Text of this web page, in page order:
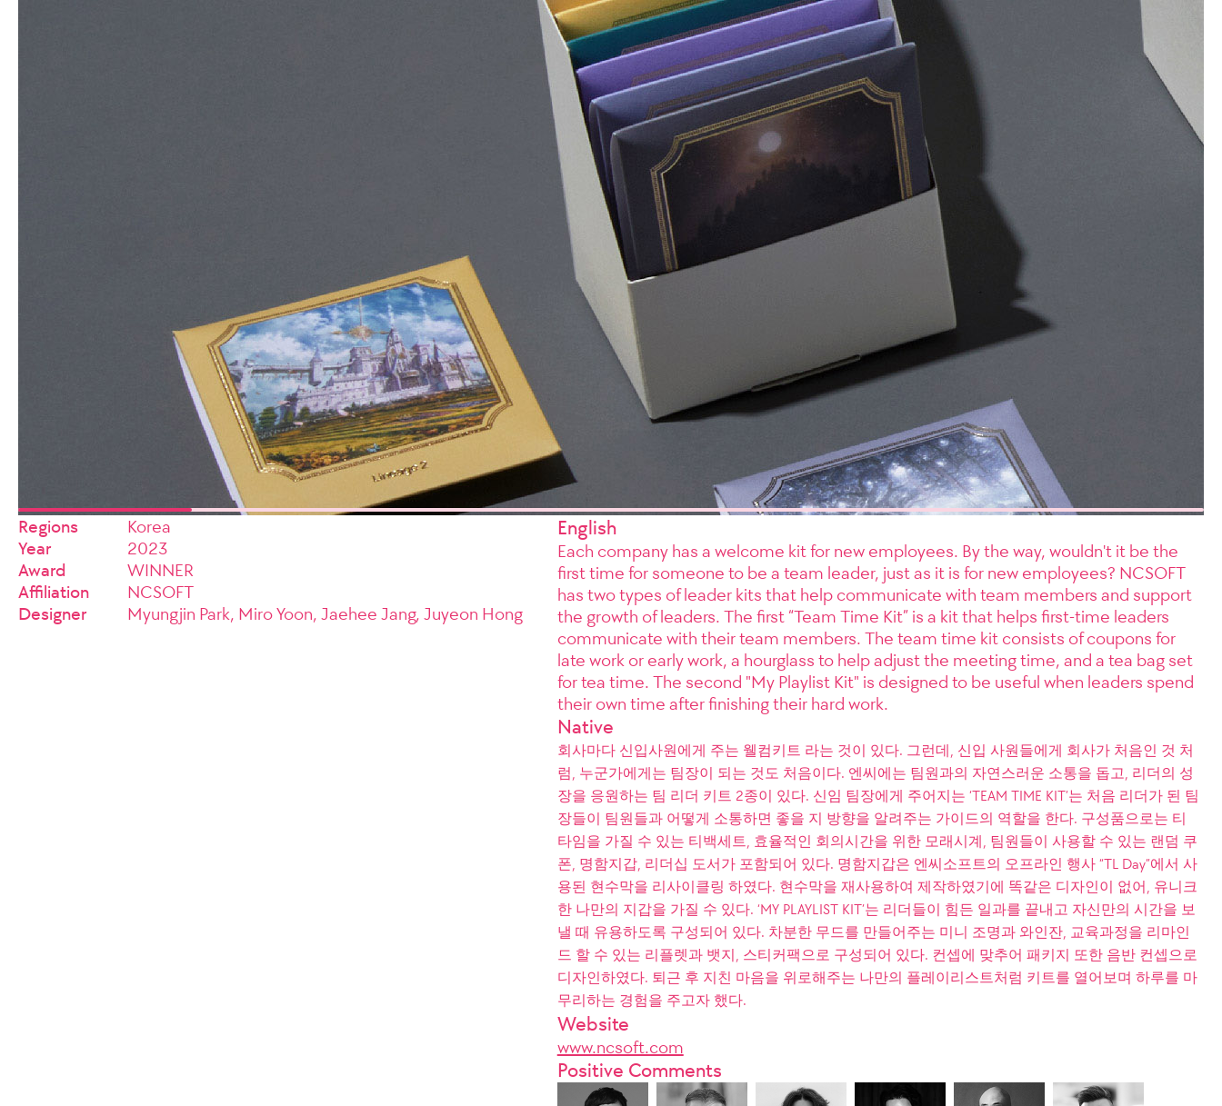
Regions
Korea
Year
2023
Award
WINNER
Affiliation
NCSOFT
Designer
Myungjin Park, Miro Yoon, Jaehee Jang, Juyeon Hong
English
Each company has a welcome kit for new employees. By the way, wouldn't it be the
first time for someone to be a team leader, just as it is for new employees? NCSOFT
has two types of leader kits that help communicate with team members and support
the growth of leaders. The first “Team Time Kit” is a kit that helps first-time leaders
communicate with their team members. The team time kit consists of coupons for
late work or early work, a hourglass to help adjust the meeting time, and a tea bag set
for tea time. The second "My Playlist Kit" is designed to be useful when leaders spend
their own time after finishing their hard work.
Native
회사마다 신입사원에게 주는 웰컴키트 라는 것이 있다. 그런데, 신입 사원들에게 회사가 처음인 것 처
럼, 누군가에게는 팀장이 되는 것도 처음이다. 엔씨에는 팀원과의 자연스러운 소통을 돕고, 리더의 성
장을 응원하는 팀 리더 키트 2종이 있다. 신임 팀장에게 주어지는 ‘TEAM TIME KIT’는 처음 리더가 된 팀
장들이 팀원들과 어떻게 소통하면 좋을 지 방향을 알려주는 가이드의 역할을 한다. 구성품으로는 티
타임을 가질 수 있는 티백세트, 효율적인 회의시간을 위한 모래시계, 팀원들이 사용할 수 있는 랜덤 쿠
폰, 명함지갑, 리더십 도서가 포함되어 있다. 명함지갑은 엔씨소프트의 오프라인 행사 “TL Day”에서 사
용된 현수막을 리사이클링 하였다. 현수막을 재사용하여 제작하였기에 똑같은 디자인이 없어, 유니크
한 나만의 지갑을 가질 수 있다. ‘MY PLAYLIST KIT’는 리더들이 힘든 일과를 끝내고 자신만의 시간을 보
낼 때 유용하도록 구성되어 있다. 차분한 무드를 만들어주는 미니 조명과 와인잔, 교육과정을 리마인
드 할 수 있는 리플렛과 뱃지, 스티커팩으로 구성되어 있다. 컨셉에 맞추어 패키지 또한 음반 컨셉으로
디자인하였다. 퇴근 후 지친 마음을 위로해주는 나만의 플레이리스트처럼 키트를 열어보며 하루를 마
무리하는 경험을 주고자 했다.
Website
www.ncsoft.com
Positive Comments